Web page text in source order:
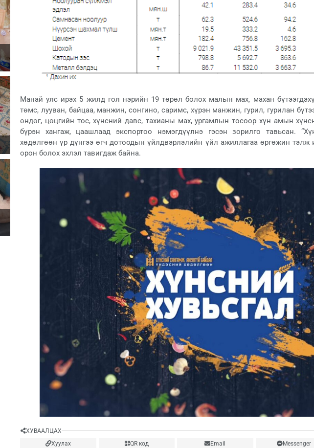
Манай улс ирэх 5 жилд гол нэрийн 19 төрөл болох малын мах, махан
төмс, лууван, байцаа, манжин, сонгино, саримс, хүрэн манжин, гурил, гурилан
өндөг, цөцгийн тос, хүнсний давс, тахианы мах, ургамлын тосоор хүн амын
бүрэн хангаж, цаашлаад экспортоо нэмэгдүүлнэ гэсэн зорилго тавьсан.
хөдөлгөөн үр дүнгээ өгч дотоодын үйлдвэрлэлийн үйл ажиллагаа өргөжин тэлж
орон болох эхлэл тавигдаж байна.
ХУВААЛЦАХ
Хуулах
QR код Email Messenger